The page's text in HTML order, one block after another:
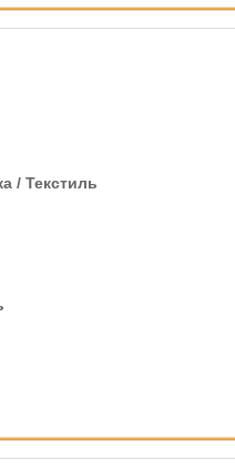
/ Текстиль